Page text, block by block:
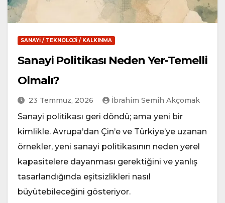
SANAYI / TEKNOLOJI / KALKINMA
Sanayi Politikası Neden Yer-Temelli
Olmalı?
23 Temmuz, 2026 İbrahim Semih Akçomak
Sanayi politikası geri döndü; ama yeni bir
kimlikle. Avrupa’dan Çin’e ve Türkiye’ye uzanan
örnekler, yeni sanayi politikasının neden yerel
kapasitelere dayanması gerektiğini ve yanlış
tasarlandığında eşitsizlikleri nasıl
büyütebileceğini gösteriyor.